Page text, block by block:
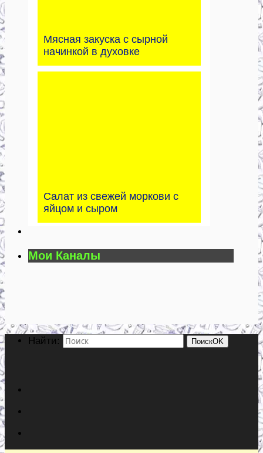
Мясная закуска с сырной
начинкой в духовке
Салат из свежей моркови с
яйцом и сыром
Мои Каналы
Найти: ПоискOK